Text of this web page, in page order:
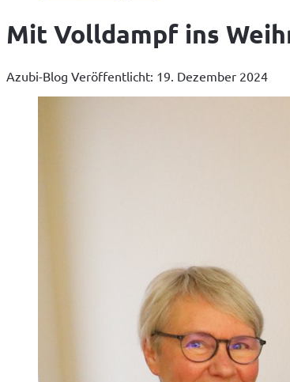
Mit Volldampf ins
Azubi-Blog Veröffentlicht: 19. Dezember 2024